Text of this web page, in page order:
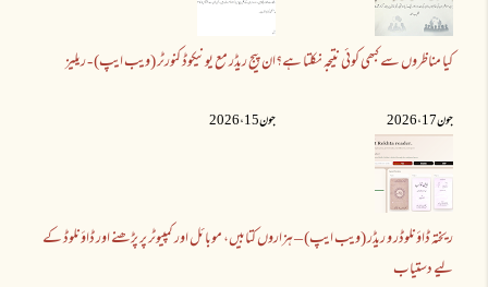
کیا مناظروں سے کبھی کوئی نتیجہ نکلتا ہے؟
جون 17 ،2026
ان پیج ریڈر مع یونیکوڈ کنورٹر (ویب ایپ) - ریلیز
جون 15 ،2026
ریختہ ڈاؤنلوڈر و ریڈر (ویب ایپ) – ہزاروں کتابیں، موبائل اور کمپیوٹر پر پڑھنے اور ڈاؤنلوڈ کے
لیے دستیاب